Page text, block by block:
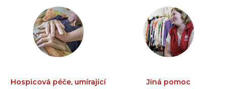
Hospicová péče, umírající Jiná pomoc